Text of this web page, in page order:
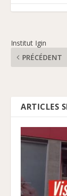
Institut Igin
PRÉCÉDENT
ARTICLES